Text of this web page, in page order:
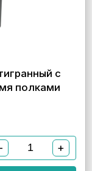
с
полками
+